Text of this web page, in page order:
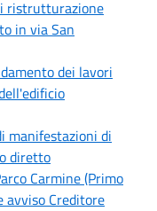
ristrutturazione
in via San
dei lavori
manifestazioni di
diretto
Carmine (Primo
avviso Creditore